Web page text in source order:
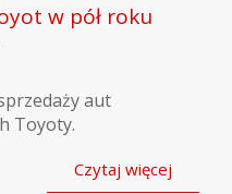
w pół roku
aut
Toyoty.
Czytaj więcej